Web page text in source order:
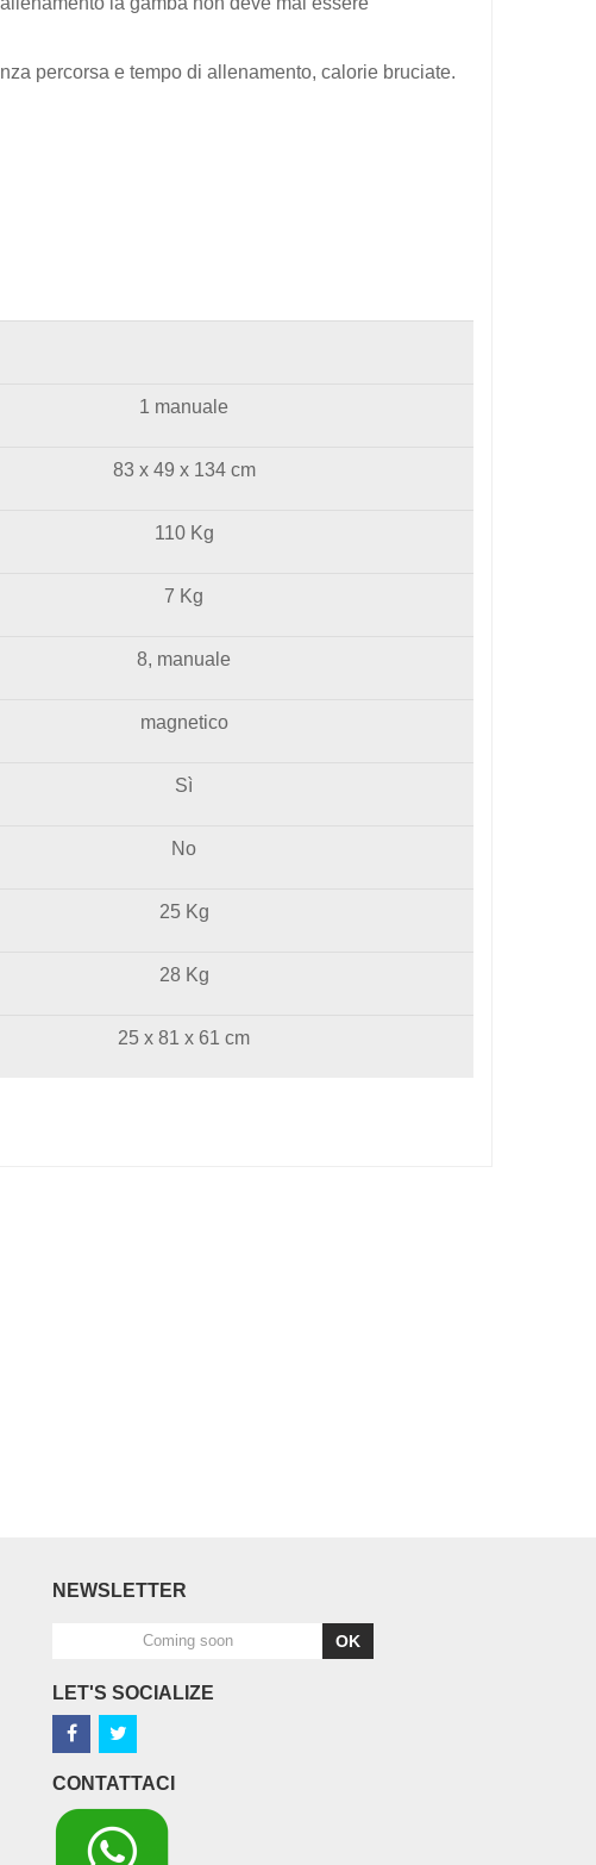
percorsa e tempo di allenamento, calorie bruciate.
1 manuale
83 x 49 x 134 cm
110 Kg
7 Kg
8, manuale
magnetico
Sì
No
25 Kg
28 Kg
25 x 81 x 61 cm
NEWSLETTER
OK
LET'S SOCIALIZE
CONTATTACI